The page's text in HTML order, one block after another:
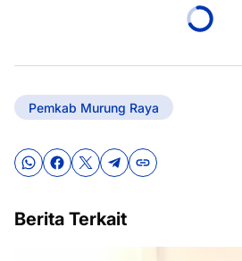
Pemkab Murung Raya
Berita Terkait